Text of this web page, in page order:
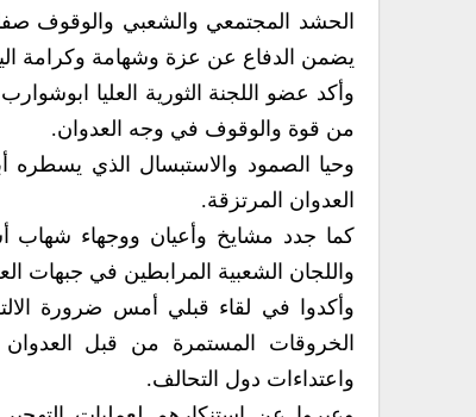
الحشد المجتمعي والشعبي والوقوف
يضمن الدفاع عن عزة وشهامة وكرامة
وأكد عضو اللجنة الثورية العليا
من قوة والوقوف في وجه العدوان.
وحيا الصمود والاستبسال الذي يسطره
العدوان المرتزقة.
كما جدد مشايخ وأعيان ووجهاء شهاب
واللجان الشعبية المرابطين في جبهات
وأكدوا في لقاء قبلي أمس ضرورة
الخروقات المستمرة من قبل
واعتداءات دول التحالف.